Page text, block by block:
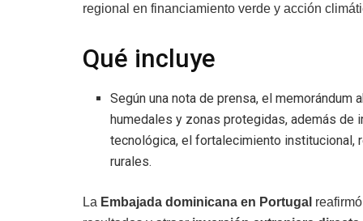
regional en financiamiento verde y acción
Qué incluye
Según una nota de prensa, el memorándum
humedales y zonas protegidas, además de
tecnológica, el fortalecimiento institucional,
rurales.
La Embajada dominicana en Portugal